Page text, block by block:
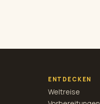
ENTDECKEN
Weltreise